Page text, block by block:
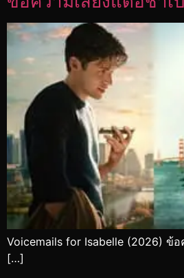
Voicemails for Isabelle (2026) ข้อ
[…]